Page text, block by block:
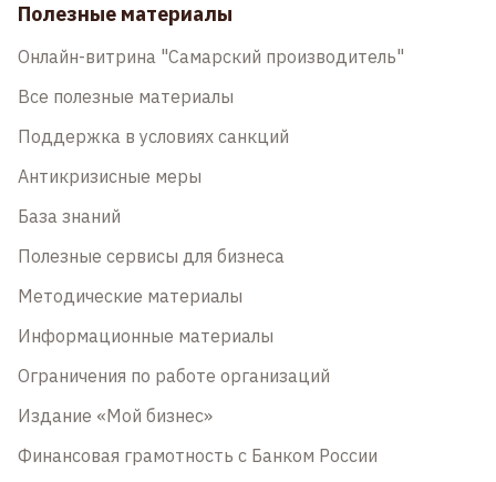
Полезные материалы
Онлайн-витрина "Самарский производитель"
Все полезные материалы
Поддержка в условиях санкций
Антикризисные меры
База знаний
Полезные сервисы для бизнеса
Методические материалы
Информационные материалы
Ограничения по работе организаций
Издание «Мой бизнес»
Финансовая грамотность с Банком России